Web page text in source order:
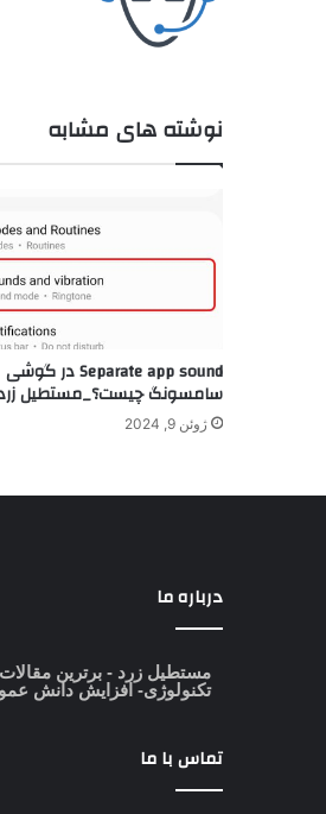
نوشته های مشابه
Separate app sound در گوشی
سامسونگ چیست؟_مستطیل
ژوئن 9, 2024
درباره ما
مستطیل زرد - برترین
تکنولوژی- افزایش دانش
تماس با ما